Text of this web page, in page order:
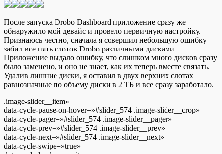
После запуска Drobo Dashboard приложение сразу же
обнаружило мой девайс и провело первичную настройку.
Признаюсь честно, сначала я совершил небольшую ошибку —
забил все пять слотов Drobo различными дисками.
Приложение выдало ошибку, что слишком много дисков сразу
было заменено, и оно не знает, как их теперь вместе связать.
Удалив лишние диски, я оставил в двух верхних слотах
равнозначные по объему диски в 2 TБ и все сразу заработало.
.image-slider__item»
data-cycle-pause-on-hover=»#slider_574 .image-slider__crop»
data-cycle-pager=»#slider_574 .image-slider__pager»
data-cycle-prev=»#slider_574 .image-slider__prev»
data-cycle-next=»#slider_574 .image-slider__next»
data-cycle-swipe=»true»